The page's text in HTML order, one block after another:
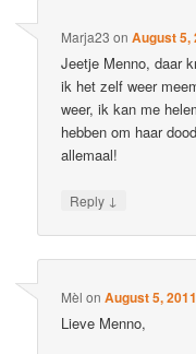
Marja23 onAugust 5,
Jeetje Menno, daar
ik het zelf weer
weer, ik kan me
hebben om haar
allemaal!
Reply ↓
Mèl onAugust 5,
Lieve Menno,